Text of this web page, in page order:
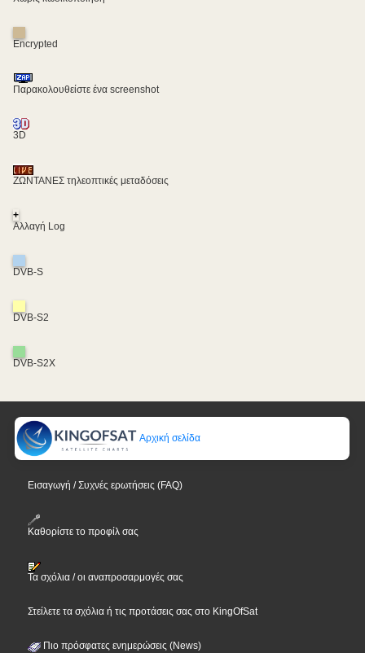
Encrypted
Παρακολουθείστε ένα screenshot
3D
ΖΩΝΤΑΝΕΣ τηλεοπτικές μεταδόσεις
+
Αλλαγή Log
DVB-S
DVB-S2
DVB-S2X
Αρχική σελίδα
Εισαγωγή / Συχνές ερωτήσεις (FAQ)
Καθορίστε το προφίλ σας
Τα σχόλια / οι αναπροσαρμογές σας
Στείλετε τα σχόλια ή τις προτάσεις σας στο KingOfSat
Πιο πρόσφατες ενημερώσεις (News)